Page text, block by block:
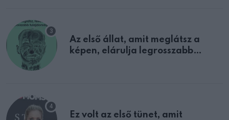
Az első állat, amit meglátsz a
képen, elárulja legrosszabb
Ez volt az első tünet, amit